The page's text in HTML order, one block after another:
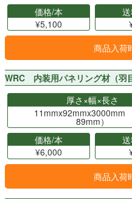
価格/本
¥5,100
商品入荷
WRC 内装用パネリング材（
厚さ×幅×長さ
11mmx92mmx3000mm
89mm）
価格/本
¥6,000
商品入荷